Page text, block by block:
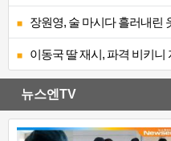
장원영, 술 마시다 흘러내린
이동국 딸 재시, 파격 비키
뉴스엔TV